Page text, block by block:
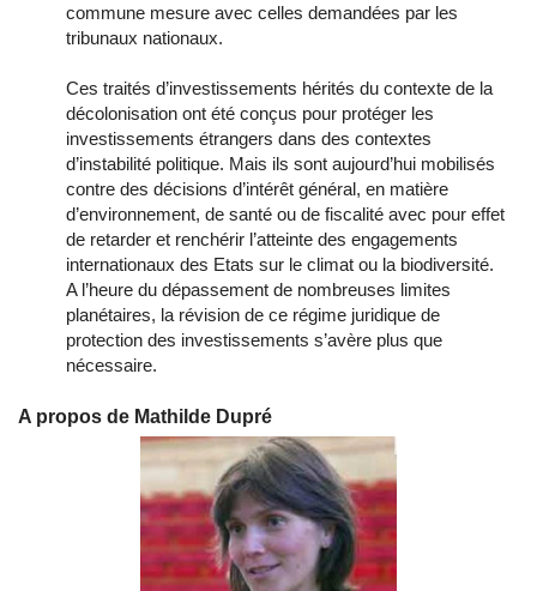
commune mesure avec celles demandées par les
tribunaux nationaux.
Ces traités d’investissements hérités du contexte de la
décolonisation ont été conçus pour protéger les
investissements étrangers dans des contextes
d’instabilité politique. Mais ils sont aujourd’hui mobilisés
contre des décisions d’intérêt général, en matière
d’environnement, de santé ou de fiscalité avec pour effet
de retarder et renchérir l’atteinte des engagements
internationaux des Etats sur le climat ou la biodiversité.
A l’heure du dépassement de nombreuses limites
planétaires, la révision de ce régime juridique de
protection des investissements s’avère plus que
nécessaire.
A propos de Mathilde Dupré